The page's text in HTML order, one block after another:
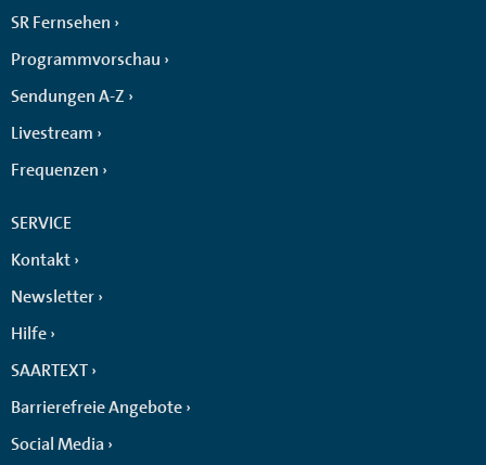
SR Fernsehen
Programmvorschau
Sendungen A-Z
Livestream
Frequenzen
SERVICE
Kontakt
Newsletter
Hilfe
SAARTEXT
Barrierefreie Angebote
Social Media